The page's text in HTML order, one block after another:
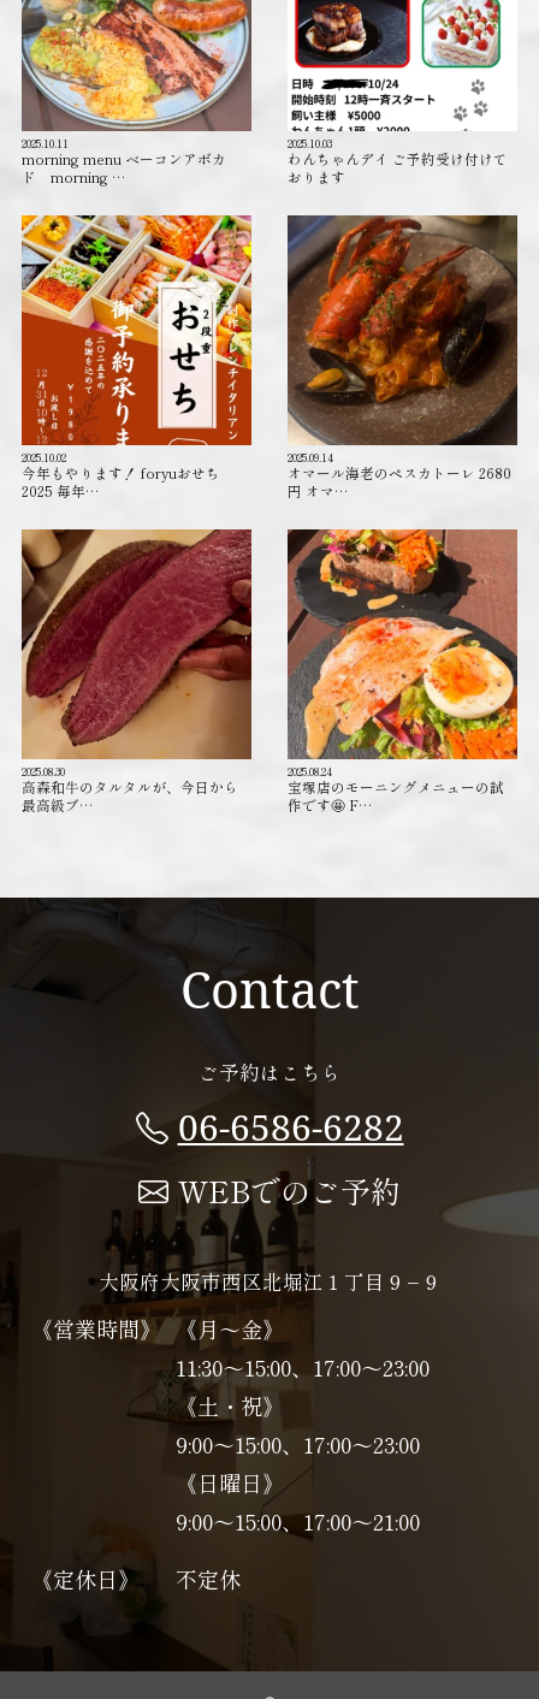
2025.10.11
morning menu ベーコンアボカ
ド morning …
2025.10.03
わんちゃんデイ ご予約受け付けて
おります️
2025.10.02
今年もやります！ foryuおせち
2025 毎年…
2025.09.14
オマール海老のペスカトーレ 2680
円 オマ…
2025.08.30
高森和牛のタルタルが、今日から
最高級ブ…
2025.08.24
宝塚店のモーニングメニューの試
作です🤩 F…
Contact
ご予約はこちら
06-6586-6282
WEBでのご予約
大阪府大阪市西区北堀江１丁目９−９
《営業時間》 《月～金》
11:30～15:00、17:00～23:00
《土・祝》
9:00～15:00、17:00〜23:00
《日曜日》
9:00～15:00、17:00〜21:00
《定休日》
不定休